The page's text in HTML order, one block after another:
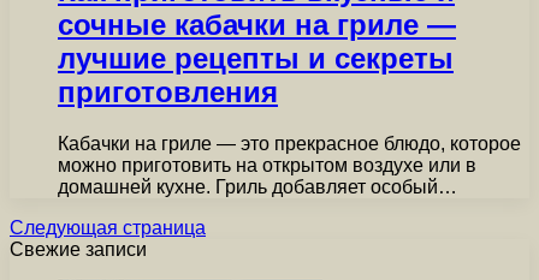
сочные кабачки на гриле —
лучшие рецепты и секреты
приготовления
Кабачки на гриле — это прекрасное блюдо, которое
можно приготовить на открытом воздухе или в
домашней кухне. Гриль добавляет особый…
Следующая страница
Свежие записи